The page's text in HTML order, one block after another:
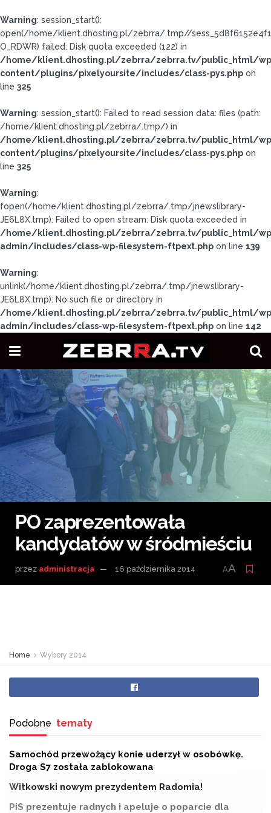
Warning: session_start():
open(/home/klient.dhosting.pl/zebrra/.tmp//
O_RDWR) failed: Disk quota exceeded (122) in
/home/klient.dhosting.pl/zebrra/zebrra.tv/public_html/
content/plugins/pixelyoursite/includes/class-pys.php on
line 325
Warning: session_start(): Failed to read session data: files (path:
/home/klient.dhosting.pl/zebrra/.tmp/) in
/home/klient.dhosting.pl/zebrra/zebrra.tv/public_html/
content/plugins/pixelyoursite/includes/class-pys.php on
line 325
Warning:
fopen(/home/klient.dhosting.pl/zebrra/.tmp/jnewslibrary-
JE6L8X.tmp): Failed to open stream: Disk quota exceeded in
/home/klient.dhosting.pl/zebrra/zebrra.tv/public_html/
admin/includes/class-wp-filesystem-ftpext.php on line 139
Warning:
unlink(/home/klient.dhosting.pl/zebrra/.tmp/jnewslibrary-
JE6L8X.tmp): No such file or directory in
/home/klient.dhosting.pl/zebrra/zebrra.tv/public_html/
admin/includes/class-wp-filesystem-ftpext.php on line 142
PO zaprezentowała
kandydatów w śródmieściu
przez administracja 16 października 2014 AA
Home Wybory 2014
Podobne tematy
Samochód przewożący konie uderzył w osobówkę.
Droga S7 została zablokowana
Witkowski nowym prezydentem Radomia!
PiS prezentuje radnych i apeluje o poparcie dla